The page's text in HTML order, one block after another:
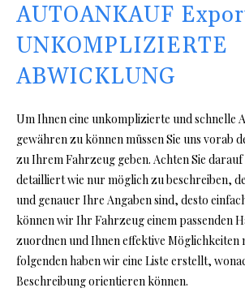
AUTOANKAUF
UNKOMPLIZIERTE
ABWICKLUNG
Um Ihnen eine unkomplizierte und schnelle
gewähren zu können müssen Sie uns vorab
zu Ihrem Fahrzeug geben. Achten Sie darauf
detailliert wie nur möglich zu beschreiben,
und genauer Ihre Angaben sind, desto
können wir Ihr Fahrzeug einem passenden
zuordnen und Ihnen effektive Möglichkeiten
folgenden haben wir eine Liste erstellt,
Beschreibung orientieren können.